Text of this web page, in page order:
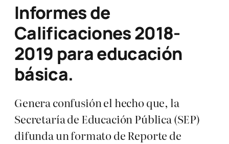
Informes de
Calificaciones 2018-
2019 para educación
básica.
Genera confusión el hecho que, la
Secretaría de Educación Pública (SEP)
difunda un formato de Reporte de